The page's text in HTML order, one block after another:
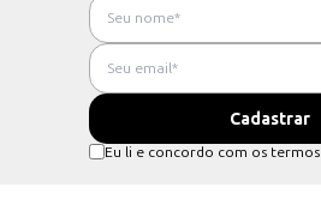
Eu li e concordo com os termos